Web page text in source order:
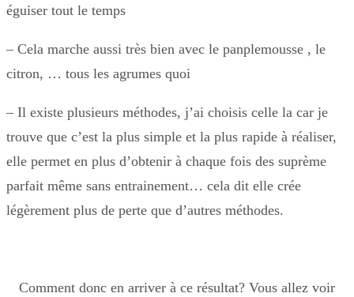
éguiser tout le temps
– Cela marche aussi très bien avec le panplemousse , le
citron, … tous les agrumes quoi
– Il existe plusieurs méthodes, j’ai choisis celle la car je
trouve que c’est la plus simple et la plus rapide à réaliser,
elle permet en plus d’obtenir à chaque fois des suprème
parfait même sans entrainement… cela dit elle crée
légèrement plus de perte que d’autres méthodes.
Comment donc en arriver à ce résultat? Vous allez voir